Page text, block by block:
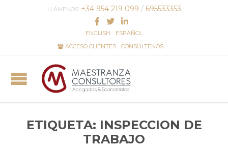
LLÁMENOS: +34 954 219 099 / 695533353
ENGLISH
ESPAÑOL
ACCESO CLIENTES
CONSÚLTENOS
ETIQUETA: INSPECCION DE
TRABAJO